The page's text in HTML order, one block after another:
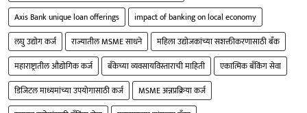
Axis Bank unique loan offerings
impact of banking on local economy
लघु उद्योग कर्ज
राज्यातील MSME साधने
महिला उद्योजकांच्या सशक्तीकरणासाठी बँक
महाराष्ट्रातील औद्योगिक कर्ज
बँकेच्या व्यवसायविस्ताराची माहिती
एकात्मिक बँकिंग सेवा
डिजिटल माध्यमांच्या उपयोगासाठी कर्ज
MSME अन्नप्रक्रिया कर्ज